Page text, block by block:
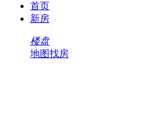
首页
新房
楼盘
地图找房